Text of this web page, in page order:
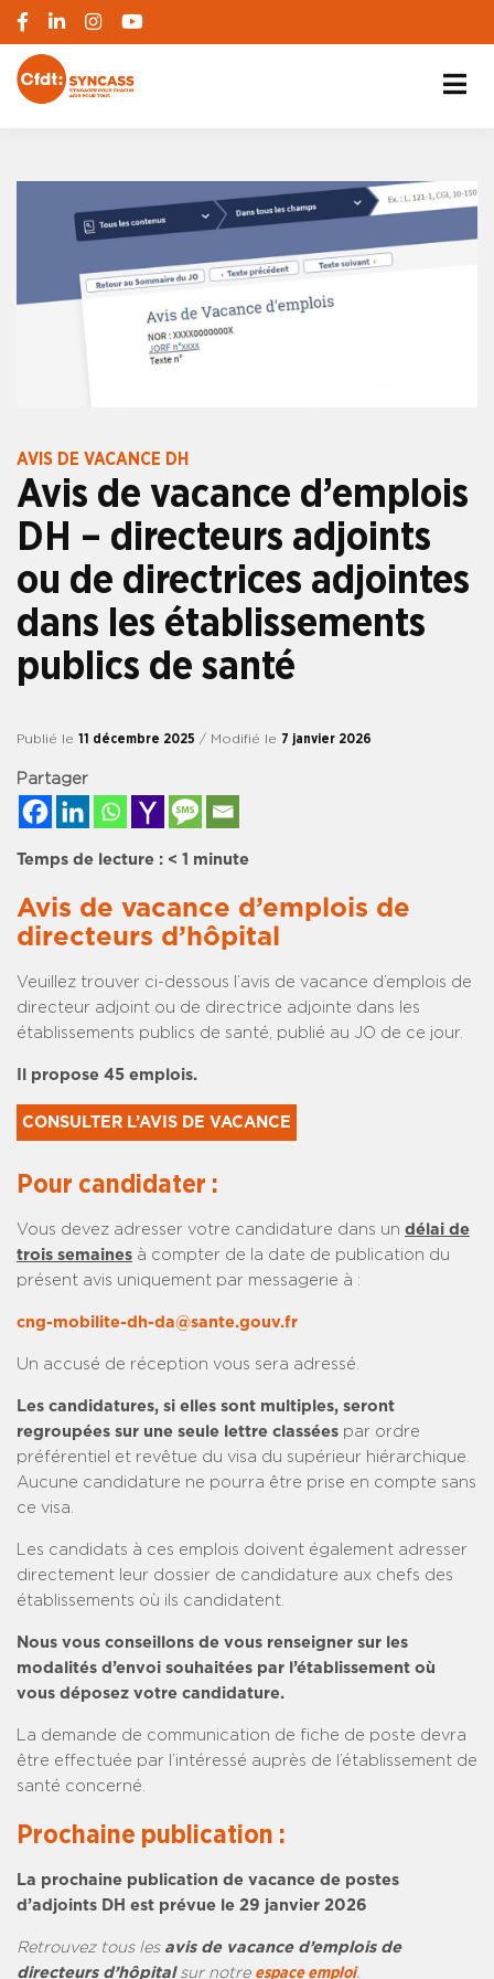
AVIS DE VACANCE DH
Avis de vacance d’emplois
DH – directeurs adjoints
ou de directrices adjointes
dans les établissements
publics de santé
Publié le 11 décembre 2025 / Modifié le 7 janvier 2026
Partager
Temps de lecture : < 1 minute
Avis de vacance d’emplois de
directeurs d’hôpital
Veuillez trouver ci-dessous l’avis de vacance d’emplois de
directeur adjoint ou de directrice adjointe dans les
établissements publics de santé, publié au JO de ce jour.
Il propose 45 emplois.
CONSULTER L’AVIS DE VACANCE
Pour candidater :
Vous devez adresser votre candidature dans un délai de
trois semaines à compter de la date de publication du
présent avis uniquement par messagerie à :
cng-mobilite-dh-da@sante.gouv.fr
Un accusé de réception vous sera adressé.
Les candidatures, si elles sont multiples, seront
regroupées sur une seule lettre classées par ordre
préférentiel et revêtue du visa du supérieur hiérarchique.
Aucune candidature ne pourra être prise en compte sans
ce visa.
Les candidats à ces emplois doivent également adresser
directement leur dossier de candidature aux chefs des
établissements où ils candidatent.
Nous vous conseillons de vous renseigner sur les
modalités d’envoi souhaitées par l’établissement où
vous déposez votre candidature.
La demande de communication de fiche de poste devra
être effectuée par l’intéressé auprès de l’établissement de
santé concerné.
Prochaine publication :
La prochaine publication de vacance de postes
d’adjoints DH est prévue le 29 janvier 2026
Retrouvez tous les avis de vacance d’emplois de
directeurs d’hôpitalsur notre espace emploi.